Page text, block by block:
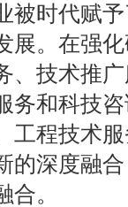
时代赋予
。在强化
、技术推
务和科技
工程技术
的深度融
。